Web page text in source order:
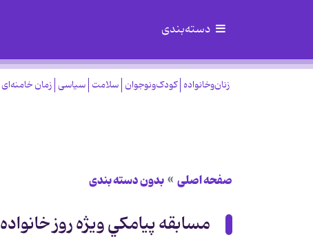
دسته‌بندی
زنان‌وخانواده کودک‌ونوجوان سلامت سیاسی زمان خامنه‌ای
صفحه اصلی بدون دسته بندی
مسابقه پيامکي ويژه روز خانواده